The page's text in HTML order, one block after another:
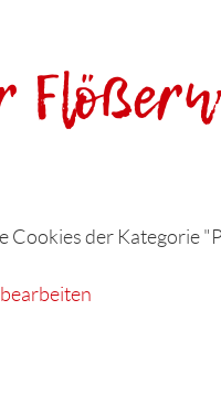
Cookies der Kategorie